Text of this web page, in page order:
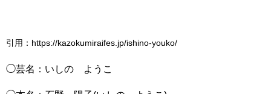
引用：https://kazokumiraifes.jp/ishino-youko/
◯芸名：いしの ようこ